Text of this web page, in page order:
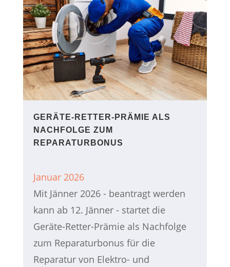
GERÄTE-RETTER-PRÄMIE ALS
NACHFOLGE ZUM
REPARATURBONUS
Januar 2026
Mit Jänner 2026 - beantragt werden
kann ab 12. Jänner - startet die
Geräte-Retter-Prämie als Nachfolge
zum Reparaturbonus für die
Reparatur von Elektro- und